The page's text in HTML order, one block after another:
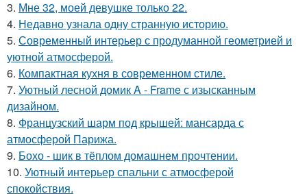
3. Мне 32, моей девушке только 22.
4. Недавно узнала одну странную историю.
5. Современный интерьер с продуманной геометрией и
уютной атмосферой.
6. Компактная кухня в современном стиле.
7. Уютный лесной домик A - Frame с изысканным
дизайном.
8. Французский шарм под крышей: мансарда с
атмосферой Парижа.
9. Бохо - шик в тёплом домашнем прочтении.
10. Уютный интерьер спальни с атмосферой
спокойствия.